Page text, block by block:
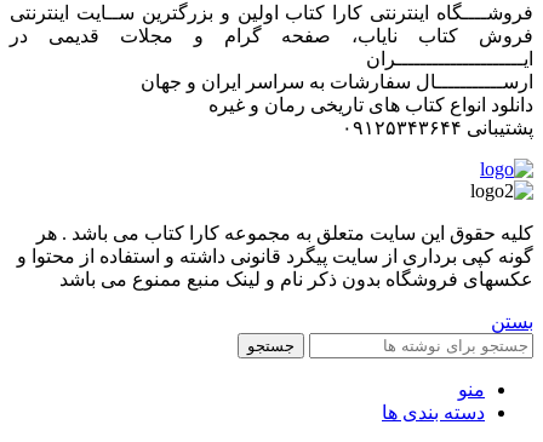
فروشــــگاه اینترنتی کارا کتاب اولین و بزرگترین ســایت اینترنتی
فروش کتاب نایاب، صفحه گرام و مجلات قدیمی در
ایـــــــــــــــــــــران
ارســـــــــــال سفارشات به سراسر ایران و جهان
دانلود انواع کتاب های تاریخی رمان و غیره
پشتیبانی ۰۹۱۲۵۳۴۳۶۴۴
کليه حقوق اين سايت متعلق به مجموعه کارا کتاب می باشد . هر
گونه کپی برداری از سایت پیگرد قانونی داشته و استفاده از محتوا و
عکسهای فروشگاه بدون ذکر نام و لینک منبع ممنوع می باشد
بستن
جستجو
منو
دسته بندی ها